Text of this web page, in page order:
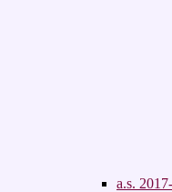
a.s.